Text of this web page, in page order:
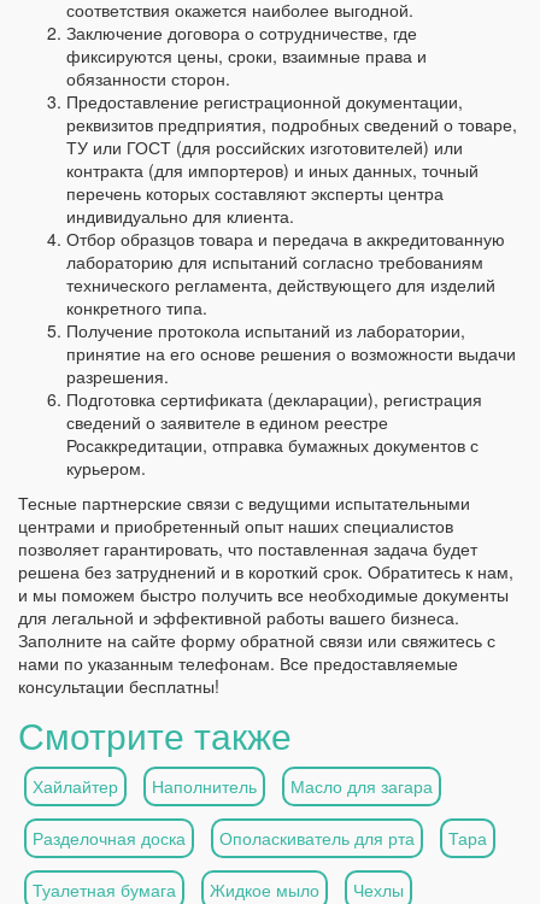
соответствия окажется наиболее выгодной.
Заключение договора о сотрудничестве, где
фиксируются цены, сроки, взаимные права и
обязанности сторон.
Предоставление регистрационной документации,
реквизитов предприятия, подробных сведений о товаре,
ТУ или ГОСТ (для российских изготовителей) или
контракта (для импортеров) и иных данных, точный
перечень которых составляют эксперты центра
индивидуально для клиента.
Отбор образцов товара и передача в аккредитованную
лабораторию для испытаний согласно требованиям
технического регламента, действующего для изделий
конкретного типа.
Получение протокола испытаний из лаборатории,
принятие на его основе решения о возможности выдачи
разрешения.
Подготовка сертификата (декларации), регистрация
сведений о заявителе в едином реестре
Росаккредитации, отправка бумажных документов с
курьером.
Тесные партнерские связи с ведущими испытательными
центрами и приобретенный опыт наших специалистов
позволяет гарантировать, что поставленная задача будет
решена без затруднений и в короткий срок. Обратитесь к нам,
и мы поможем быстро получить все необходимые документы
для легальной и эффективной работы вашего бизнеса.
Заполните на сайте форму обратной связи или свяжитесь с
нами по указанным телефонам. Все предоставляемые
консультации бесплатны!
Смотрите также
Хайлайтер Наполнитель Масло для загара
Разделочная доска Ополаскиватель для рта Тара
Туалетная бумага Жидкое мыло Чехлы